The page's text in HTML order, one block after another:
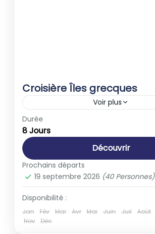
Croisière Îles grecques
Voir plus
Europe
1-40 People
Durée
8 Jours
Découvrir
Prochains départs
19 septembre 2026 (40 Personnes)
Disponibilité :
Jan Fév Mar Avr Mai Juin Juil Août
Nov
Déc